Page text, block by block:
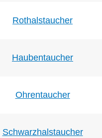
Rothalstaucher
Haubentaucher
Ohrentaucher
Schwarzhalstaucher